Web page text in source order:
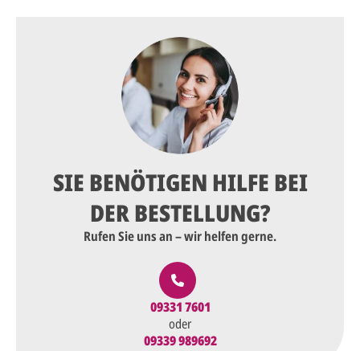
SIE BENÖTIGEN HILFE BEI
DER BESTELLUNG?
Rufen Sie uns an – wir helfen gerne.
09331 7601
oder
09339 989692